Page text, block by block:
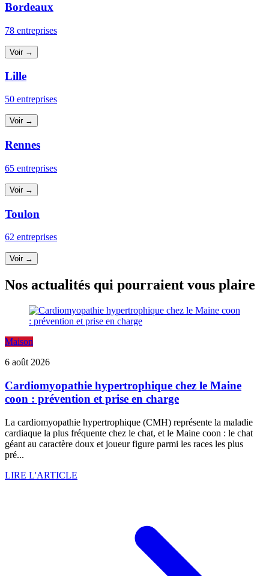
Bordeaux
78 entreprises
Voir →
Lille
50 entreprises
Voir →
Rennes
65 entreprises
Voir →
Toulon
62 entreprises
Voir →
Nos actualités qui pourraient vous plaire
Maison
6 août 2026
Cardiomyopathie hypertrophique chez le Maine
coon : prévention et prise en charge
La cardiomyopathie hypertrophique (CMH) représente la maladie
cardiaque la plus fréquente chez le chat, et le Maine coon : le chat
géant au caractère doux et joueur figure parmi les races les plus
pré...
LIRE L'ARTICLE